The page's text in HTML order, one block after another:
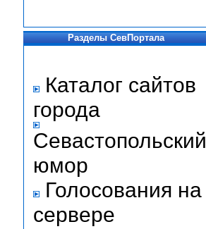
Разделы СевПортала
Каталог сайтов
города
Севастопольский
юмор
Голосования на
сервере